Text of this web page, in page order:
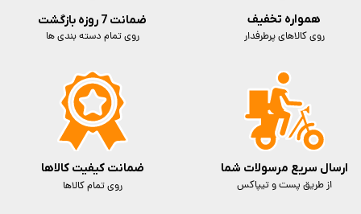
ضمانت 7 روزه بازگشت
روی تمام دسته بندی ها
ارسال سریع مرسولات شما
از طریق پست و تیپاکس
ضمانت کیفیت کالاها
روی تمام کالاها
همواره تخفیف
روی کالاهای پرطرفدار